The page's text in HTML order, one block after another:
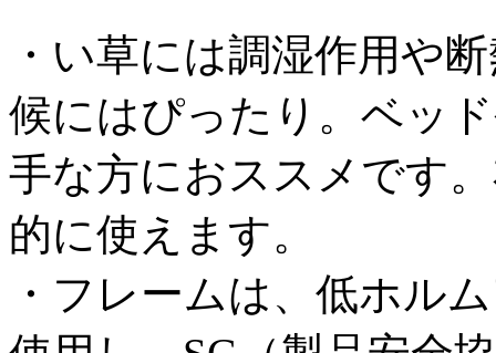
・い草には調湿作用や
候にはぴったり。ベッ
手な方におススメです
的に使えます。
・フレームは、低ホ